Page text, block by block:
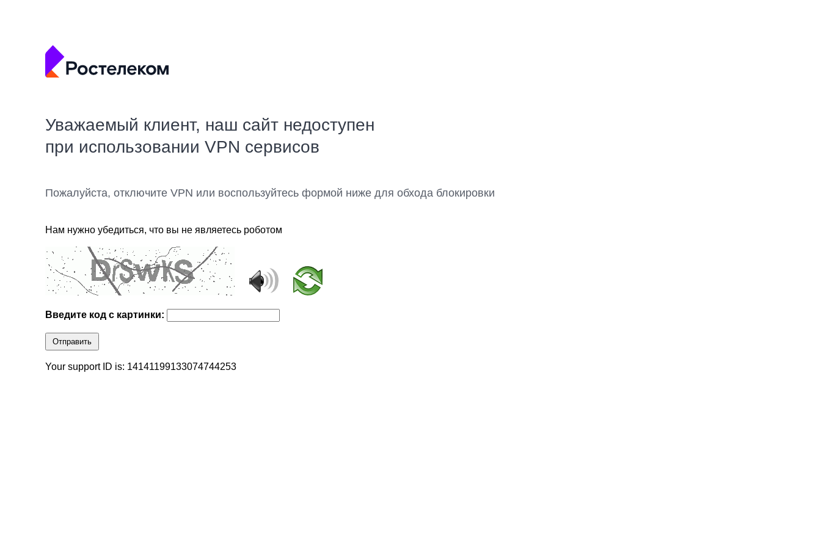
Уважаемый клиент, наш сайт недоступен
при использовании VPN сервисов
Пожалуйста, отключите VPN или воспользуйтесь формой ниже для обхода блокировки
Нам нужно убедиться, что вы не являетесь роботом
Введите код с картинки:
Отправить
Your support ID is: 14141199133074744253